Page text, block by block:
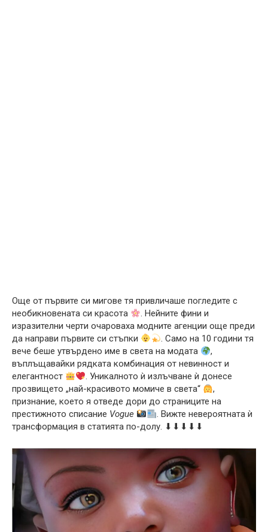
Още от първите си мигове тя привличаше погледите с
необикновената си красота
. Нейните фини и
изразителни черти очароваха модните агенции още преди
да направи първите си стъпки
. Само на 10 години тя
вече беше утвърдено име в света на модата
,
въплъщавайки рядката комбинация от невинност и
елегантност
. Уникалното ѝ излъчване ѝ донесе
прозвището „най-красивото момиче в света“
,
признание, което я отведе дори до страниците на
престижното списание Vogue
. Вижте невероятната ѝ
трансформация в статията по-долу. ⬇⬇⬇⬇⬇